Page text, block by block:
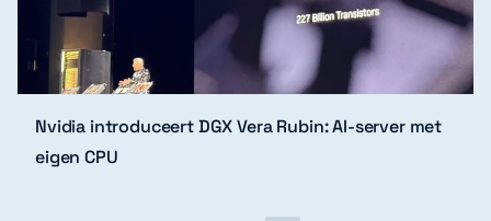
Nvidia introduceert DGX Vera Rubin: AI-server met
eigen CPU